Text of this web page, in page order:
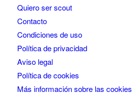
Quiero ser scout
Contacto
Condiciones de uso
Política de privacidad
Aviso legal
Política de cookies
Más información sobre las cookies